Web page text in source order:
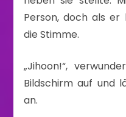
Person, doch als er
die Stimme.
„Jihoon!“,
Bildschirm auf und
an.